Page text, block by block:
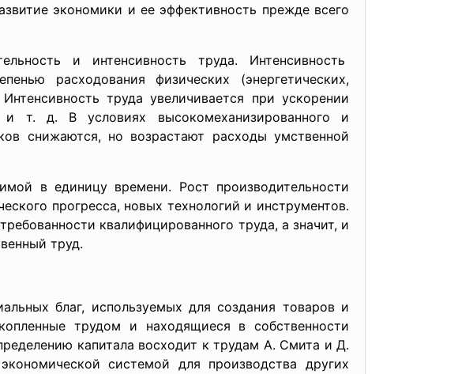
экономики и ее эффективность прежде всего
и интенсивность труда. Интенсивность
расходования физических (энергетических,
труда увеличивается при ускорении
т. д. В условиях высокомеханизированного и
снижаются, но возрастают расходы умственной
в единицу времени. Рост производительности
прогресса, новых технологий и инструментов.
квалифицированного труда, а значит, и
труд.
благ, используемых для создания товаров и
трудом и находящиеся в собственности
капитала восходит к трудам А. Смита и Д.
системой для производства других